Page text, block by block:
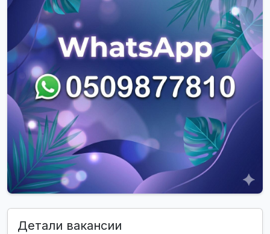
Детали вакансии